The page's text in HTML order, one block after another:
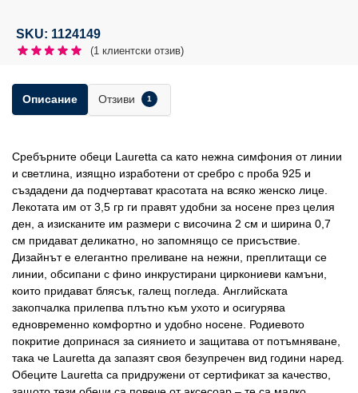
SKU: 1124149
(1 клиентски отзив)
Описание Отзиви 1
Сребърните обеци Lauretta са като нежна симфония от линии
и светлина, изящно изработени от сребро с проба 925 и
създадени да подчертават красотата на всяко женско лице.
Лекотата им от 3,5 гр ги правят удобни за носене през целия
ден, а изисканите им размери с височина 2 см и ширина 0,7
см придават деликатно, но запомнящо се присъствие.
Дизайнът е елегантно преливане на нежни, преплитащи се
линии, обсипани с фино инкрустирани циркониеви камъни,
които придават блясък, галещ погледа. Английската
закопчалка прилепва плътно към ухото и осигурява
едновременно комфортно и удобно носене. Родиевото
покритие допринася за сиянието и защитава от потъмняване,
така че Lauretta да запазят своя безупречен вид години наред.
Обеците Lauretta са придружени от сертификат за качество,